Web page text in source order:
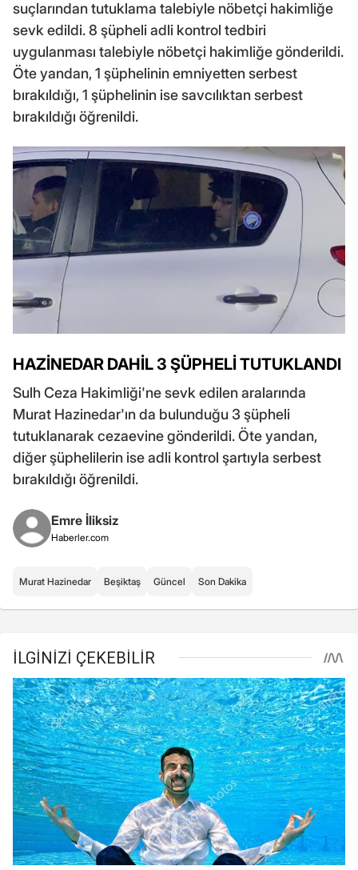
suçlarından tutuklama talebiyle nöbetçi hakimliğe
sevk edildi. 8 şüpheli adli kontrol tedbiri
uygulanması talebiyle nöbetçi hakimliğe gönderildi.
Öte yandan, 1 şüphelinin emniyetten serbest
bırakıldığı, 1 şüphelinin ise savcılıktan serbest
bırakıldığı öğrenildi.
HAZİNEDAR DAHİL 3 ŞÜPHELİ TUTUKLANDI
Sulh Ceza Hakimliği'ne sevk edilen aralarında
Murat Hazinedar'ın da bulunduğu 3 şüpheli
tutuklanarak cezaevine gönderildi. Öte yandan,
diğer şüphelilerin ise adli kontrol şartıyla serbest
bırakıldığı öğrenildi.
Emre İliksiz
Haberler.com
Murat Hazinedar Beşiktaş Güncel Son Dakika